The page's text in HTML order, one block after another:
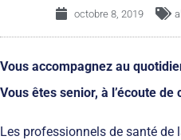
octobre 8, 2019
Vous accompagnez au
Vous êtes senior, à l’écoute
Les professionnels de santé de